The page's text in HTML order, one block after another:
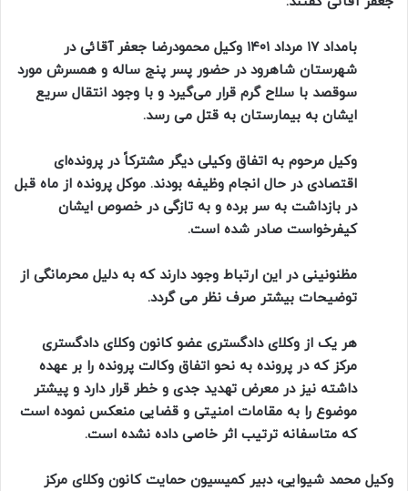
بامداد ۱۷ مرداد ۱۴۰۱ وکیل محمودرضا جعفر آقائی در
شهرستان شاهرود در حضور پسر پنج ساله و همسرش مورد
سوقصد با سلاح گرم قرار می‌گیرد و با وجود انتقال سریع
ایشان به بیمارستان به قتل می رسد.
وکیل مرحوم به اتفاق وکیلی دیگر مشترکاً در پرونده‌ای
اقتصادی در حال انجام وظیفه بودند. موکل پرونده از ماه قبل
در بازداشت به سر برده و به تازگی در خصوص ایشان
کیفرخواست صادر شده است.
مظنونینی در این ارتباط وجود دارند که به دلیل محرمانگی از
توضیحات بیشتر صرف نظر می گردد.
هر یک از وکلای دادگستری عضو کانون وکلای دادگستری
مرکز که در پرونده به نحو اتفاق وکالت پرونده را بر عهده
داشته نیز در معرض تهدید جدی و خطر قرار دارد و پیشتر
موضوع را به مقامات امنیتی و قضایی منعکس نموده است
که متاسفانه ترتیب اثر خاصی داده نشده است.
وکیل محمد شیوایی، دبیر کمیسیون حمایت کانون وکلای مرکز